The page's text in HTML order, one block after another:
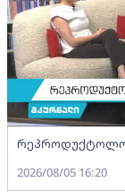
2026/08/05 16:20